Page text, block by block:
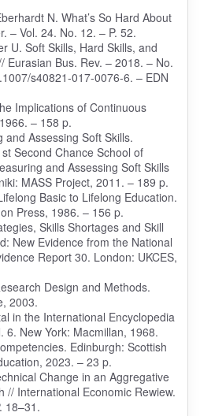
N. What’s So Hard About
– Vol. 24. No. 12. – P. 52.
U. Soft Skills, Hard Skills, and
Eurasian Bus. Rev. – 2018. – No.
s40821-017-0076-6. – EDN
Implications of Continuous
– 158 p.
Assessing Soft Skills.
Second Chance School of
and Assessing Soft Skills
MASS Project, 2011. – 189 p.
Basic to Lifelong Education.
Press, 1986. – 156 p.
Skills Shortages and Skill
New Evidence from the National
Report 30. London: UKCES,
Design and Methods.
2003.
in the International Encyclopedia
6. New York: Macmillan, 1968.
Edinburgh: Scottish
2023. – 23 p.
Change in an Aggregative
// International Economic Rewiew.
18–31.